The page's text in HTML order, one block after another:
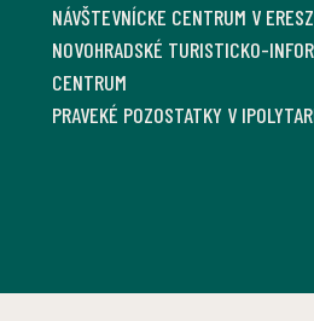
NÁVŠTEVNÍCKE CENTRUM V
NOVOHRADSKÉ TURISTICKO-
CENTRUM
PRAVEKÉ POZOSTATKY V